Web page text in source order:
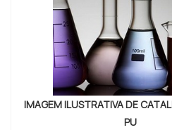
IMAGEM ILUSTRATIVA DE
PU